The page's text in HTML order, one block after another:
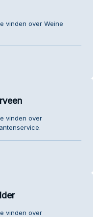
vinden over Weine
vinden over
vinden over